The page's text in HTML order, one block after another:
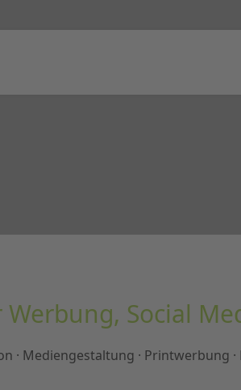
Social
· Mediengestaltung · Printwerbung